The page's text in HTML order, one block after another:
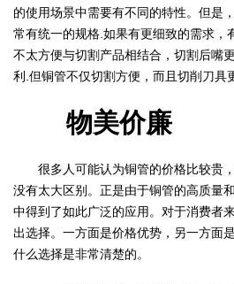
的使用场景中需要有不同的特性。但是
常有统一的规格.如果有更细致的需求，
不太方便与切割产品相结合，切割后嘴
利.但铜管不仅切割方便，而且切削刀具
物美价廉
很多人可能认为铜管的价格比较贵，
没有太大区别。正是由于铜管的高质量
中得到了如此广泛的应用。对于消费者
出选择。一方面是价格优势，另一方面
什么选择是非常清楚的。